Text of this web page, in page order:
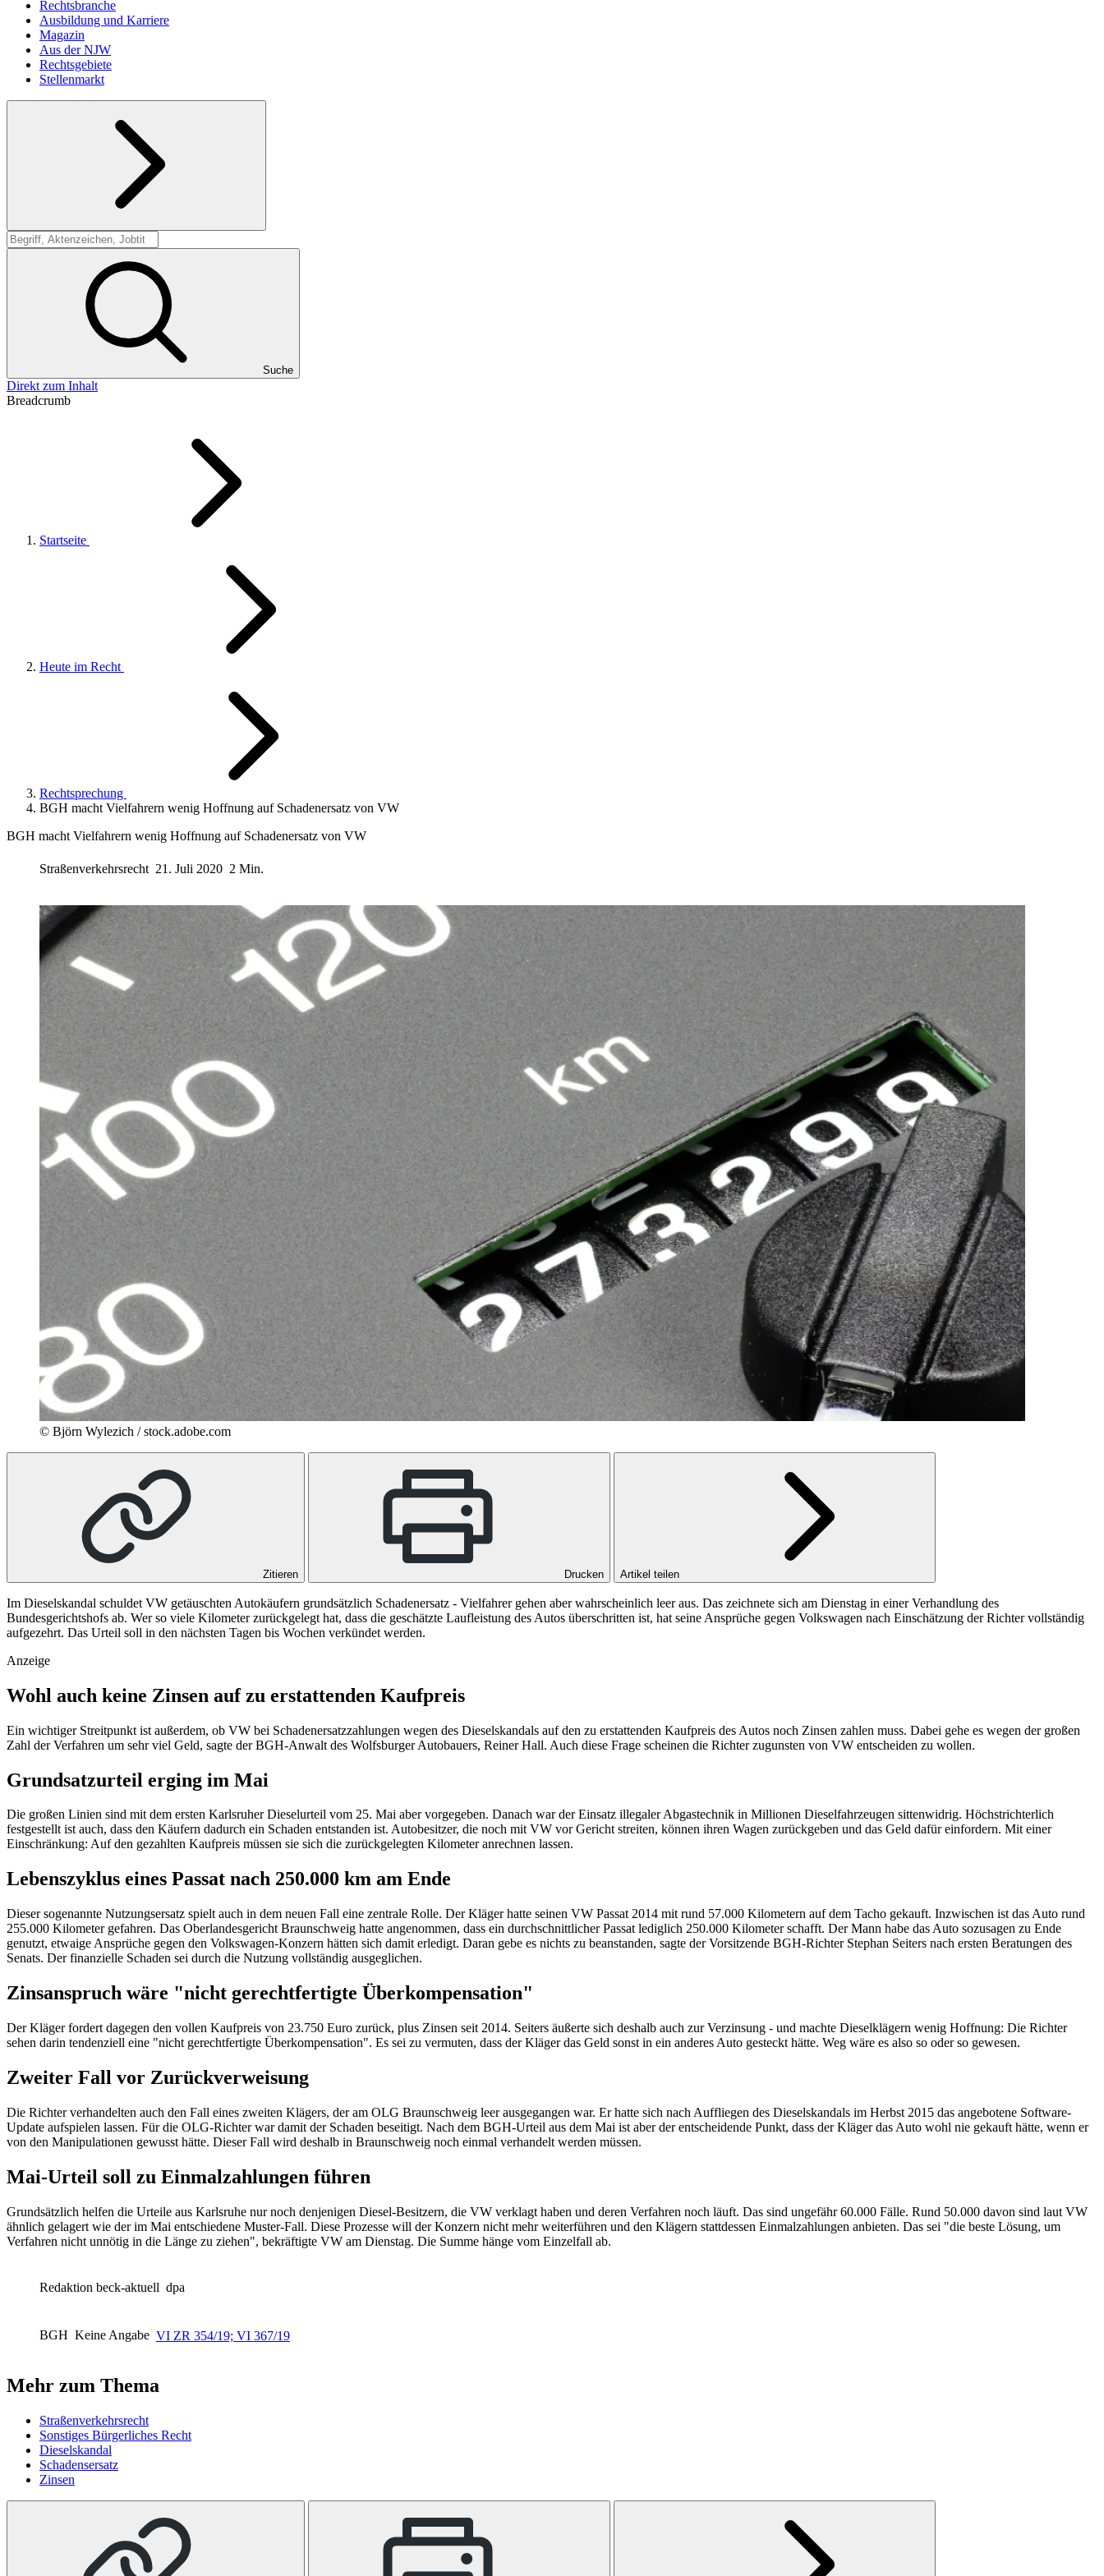
Rechtsbranche
Ausbildung und Karriere
Magazin
Aus der NJW
Rechtsgebiete
Stellenmarkt
Suche
Suche
Direkt zum Inhalt
Breadcrumb
Startseite
Heute im Recht
Rechtsprechung
BGH macht Vielfahrern wenig Hoffnung auf Schadenersatz von VW
BGH macht Vielfahrern wenig Hoffnung auf Schadenersatz von VW
Straßenverkehrsrecht 21. Juli 2020 2 Min.
© Björn Wylezich / stock.adobe.com
Zitieren Drucken Artikel teilen
Im Dieselskandal schuldet VW getäuschten Autokäufern grundsätzlich Schadenersatz - Vielfahrer gehen aber wahrscheinlich leer aus. Das zeichnete sich am Dienstag in einer Verhandlung des
Bundesgerichtshofs ab. Wer so viele Kilometer zurückgelegt hat, dass die geschätzte Laufleistung des Autos überschritten ist, hat seine Ansprüche gegen Volkswagen nach Einschätzung der Richter vollständig
aufgezehrt. Das Urteil soll in den nächsten Tagen bis Wochen verkündet werden.
Anzeige
Wohl auch keine Zinsen auf zu erstattenden Kaufpreis
Ein wichtiger Streitpunkt ist außerdem, ob VW bei Schadenersatzzahlungen wegen des Dieselskandals auf den zu erstattenden Kaufpreis des Autos noch Zinsen zahlen muss. Dabei gehe es wegen der großen
Zahl der Verfahren um sehr viel Geld, sagte der BGH-Anwalt des Wolfsburger Autobauers, Reiner Hall. Auch diese Frage scheinen die Richter zugunsten von VW entscheiden zu wollen.
Grundsatzurteil erging im Mai
Die großen Linien sind mit dem ersten Karlsruher Dieselurteil vom 25. Mai aber vorgegeben. Danach war der Einsatz illegaler Abgastechnik in Millionen Dieselfahrzeugen sittenwidrig. Höchstrichterlich
festgestellt ist auch, dass den Käufern dadurch ein Schaden entstanden ist. Autobesitzer, die noch mit VW vor Gericht streiten, können ihren Wagen zurückgeben und das Geld dafür einfordern. Mit einer
Einschränkung: Auf den gezahlten Kaufpreis müssen sie sich die zurückgelegten Kilometer anrechnen lassen.
Lebenszyklus eines Passat nach 250.000 km am Ende
Dieser sogenannte Nutzungsersatz spielt auch in dem neuen Fall eine zentrale Rolle. Der Kläger hatte seinen VW Passat 2014 mit rund 57.000 Kilometern auf dem Tacho gekauft. Inzwischen ist das Auto rund
255.000 Kilometer gefahren. Das Oberlandesgericht Braunschweig hatte angenommen, dass ein durchschnittlicher Passat lediglich 250.000 Kilometer schafft. Der Mann habe das Auto sozusagen zu Ende
genutzt, etwaige Ansprüche gegen den Volkswagen-Konzern hätten sich damit erledigt. Daran gebe es nichts zu beanstanden, sagte der Vorsitzende BGH-Richter Stephan Seiters nach ersten Beratungen des
Senats. Der finanzielle Schaden sei durch die Nutzung vollständig ausgeglichen.
Zinsanspruch wäre "nicht gerechtfertigte Überkompensation"
Der Kläger fordert dagegen den vollen Kaufpreis von 23.750 Euro zurück, plus Zinsen seit 2014. Seiters äußerte sich deshalb auch zur Verzinsung - und machte Dieselklägern wenig Hoffnung: Die Richter
sehen darin tendenziell eine "nicht gerechtfertigte Überkompensation". Es sei zu vermuten, dass der Kläger das Geld sonst in ein anderes Auto gesteckt hätte. Weg wäre es also so oder so gewesen.
Zweiter Fall vor Zurückverweisung
Die Richter verhandelten auch den Fall eines zweiten Klägers, der am OLG Braunschweig leer ausgegangen war. Er hatte sich nach Auffliegen des Dieselskandals im Herbst 2015 das angebotene Software-
Update aufspielen lassen. Für die OLG-Richter war damit der Schaden beseitigt. Nach dem BGH-Urteil aus dem Mai ist aber der entscheidende Punkt, dass der Kläger das Auto wohl nie gekauft hätte, wenn er
von den Manipulationen gewusst hätte. Dieser Fall wird deshalb in Braunschweig noch einmal verhandelt werden müssen.
Mai-Urteil soll zu Einmalzahlungen führen
Grundsätzlich helfen die Urteile aus Karlsruhe nur noch denjenigen Diesel-Besitzern, die VW verklagt haben und deren Verfahren noch läuft. Das sind ungefähr 60.000 Fälle. Rund 50.000 davon sind laut VW
ähnlich gelagert wie der im Mai entschiedene Muster-Fall. Diese Prozesse will der Konzern nicht mehr weiterführen und den Klägern stattdessen Einmalzahlungen anbieten. Das sei "die beste Lösung, um
Verfahren nicht unnötig in die Länge zu ziehen", bekräftigte VW am Dienstag. Die Summe hänge vom Einzelfall ab.
Redaktion beck-aktuell dpa
BGH Keine Angabe VI ZR 354/19; VI 367/19
Mehr zum Thema
Straßenverkehrsrecht
Sonstiges Bürgerliches Recht
Dieselskandal
Schadensersatz
Zinsen